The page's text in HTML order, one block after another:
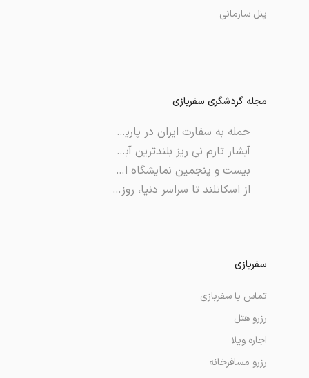
سفربازی
تماس با سفربازی
رزرو هتل
اجاره ویلا
رزرو مسافرخانه
مجله گردشگری سفربازی
حمله به سفارت ایران در پاریس
آبشار تارم نی ریز بلندترین آبشار خاورمیانه
بیست و پنجمین نمایشگاه ایران تلکام
از اسکاتلند تا سراسر دنیا، روز جهانی مرغ سوخاری
پنل سازمانی